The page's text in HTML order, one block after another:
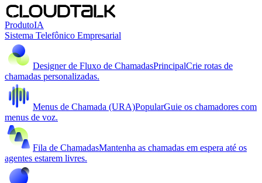
ProdutoIA
Sistema Telefônico Empresarial
Designer de Fluxo de ChamadasPrincipalCrie rotas de
chamadas personalizadas.
Menus de Chamada (URA)PopularGuie os chamadores com
menus de voz.
Fila de ChamadasMantenha as chamadas em espera até os
agentes estarem livres.